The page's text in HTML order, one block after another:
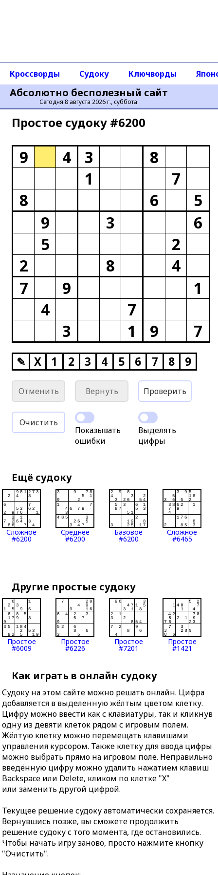
Абсолютно бесполезный сайт
Сегодня 8 августа 2026 г., суббота
Кроссворды Судоку Ключворды
Простое cудоку #6200
9 4 3
8
1
7
8
6
5
9
3
6
5
2
2
8
4
7
9
1
4
7
3
1 9 7
✎ X 1 2 3 4 5 6 7 8 9
Отменить Вернуть Проверить
Очистить
Показывать
ошибки
Выделять
цифры
Ещё судоку
Сложное
#6200
Среднее
#6200
Базовое
#6200
Сложное
#6465
Другие простые судоку
Простое
#6009
Простое
#6226
Простое
#7201
Простое
#1421
Как играть в онлайн судоку
Судоку на этом сайте можно решать онлайн. Цифра
добавляется в выделенную жёлтым цветом клетку.
Цифру можно ввести как с клавиатуры, так и кликнув
одну из девяти клеток рядом с игровым полем.
Жёлтую клетку можно перемещать клавишами
управления курсором. Также клетку для ввода цифры
можно выбрать прямо на игровом поле. Неправильно
введённую цифру можно удалить нажатием клавиш
Backspace или Delete, кликом по клетке "X"
или заменить другой цифрой.
Текущее решение судоку автоматически сохраняется.
Вернувшись позже, вы сможете продолжить
решение судоку с того момента, где остановились.
Чтобы начать игру заново, просто нажмите кнопку
"Очистить".